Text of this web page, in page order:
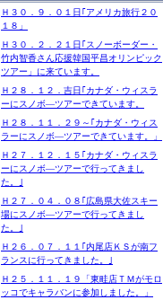
Ｈ３０．９．０１日｢アメリカ旅行２０
１８」
Ｈ３０．２．２１日｢スノーボーダー・
竹内智香さん応援韓国平昌オリンピック
ツアー」に来ています。
Ｈ２８．１２．吉日｢カナダ・ウィスラ
ーにスノボ―ツアーできています。
Ｈ２８．１１．２９～｢カナダ・ウィス
ラーにスノボ―ツアーできています。」
Ｈ２７．１２．１５｢カナダ・ウィスラ
ーにスノボ―ツアーで行ってきまし
た。｣
Ｈ２７．０４．０８｢広島県大佐スキー
場にスノボ―ツアーで行ってきまし
た。｣
Ｈ２６．０７．１１｢内尾店ＫＳが南フ
ランスに行ってきました。｣
Ｈ２５．１１．１９「東畦店ＴＭがモロ
ッコでキャラバンに参加しました。」